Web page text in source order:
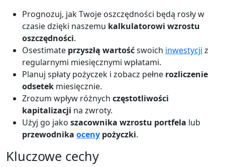
Prognozuj, jak Twoje oszczędności będą rosły w
czasie dzięki naszemu kalkulatorowi wzrostu
oszczędności.
Osestimate przyszłą wartośćswoich inwestycji z
regularnymi miesięcznymi wpłatami.
Planuj spłaty pożyczek i zobacz pełne rozliczenie
odsetek miesięcznie.
Zrozum wpływ różnych częstotliwości
kapitalizacji na zwroty.
Użyj go jako szacownika wzrostu portfela lub
przewodnika oceny pożyczki.
Kluczowe cechy